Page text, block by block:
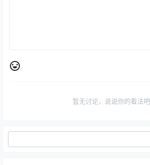
暂无讨论，说说你的看法吧